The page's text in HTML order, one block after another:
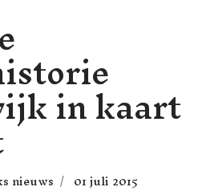
in kaart
nieuws 01 juli 2015